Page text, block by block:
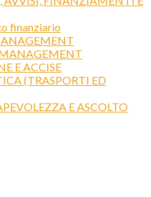
finanziario
MANAGEMENT
E ACCISE
(TRASPORTI ED
E ASCOLTO